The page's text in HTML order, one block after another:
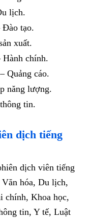
lịch.
Đào tạo.
xuất.
chính.
Quảng cáo.
năng lượng.
tin.
dịch tiếng
dịch viên tiếng
hóa, Du lịch,
chính, Khoa học,
tin, Y tế, Luật